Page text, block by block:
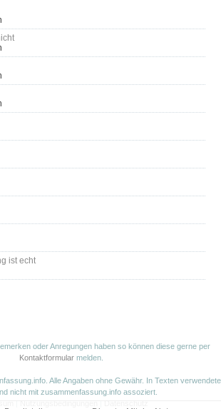
ist echt
oder Anregungen haben so können diese gerne per
Kontaktformular melden.
Alle Angaben ohne Gewähr. In Texten verwendete
nicht mit zusammenfassung.info assoziert.